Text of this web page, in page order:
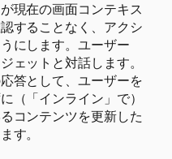
現在の画面コンテキス
することなく、アクシ
にします。ユーザー
ェットと対話します。
答として、ユーザーを
（「インライン」で）
コンテンツを更新した
す。